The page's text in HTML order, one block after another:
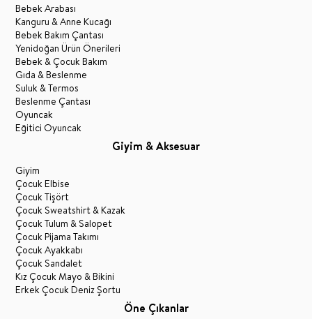
Bebek Arabası
Kanguru & Anne Kucağı
Bebek Bakım Çantası
Yenidoğan Ürün Önerileri
Bebek & Çocuk Bakım
Gıda & Beslenme
Suluk & Termos
Beslenme Çantası
Oyuncak
Eğitici Oyuncak
Giyim & Aksesuar
Giyim
Çocuk Elbise
Çocuk Tişört
Çocuk Sweatshirt & Kazak
Çocuk Tulum & Salopet
Çocuk Pijama Takımı
Çocuk Ayakkabı
Çocuk Sandalet
Kız Çocuk Mayo & Bikini
Erkek Çocuk Deniz Şortu
Öne Çıkanlar